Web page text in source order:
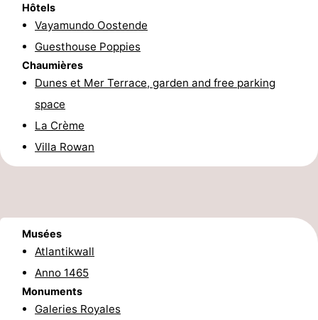
Equitation
Boire
manger
Événements
Pratiques
Forum
Route
Tram
littoral
Adresses
Médicales
Région
Flandre-
Hôtels
Vayamundo Oostende
Guesthouse Poppies
Chaumières
Dunes et Mer Terrace, garden and free parking
space
La Crème
Villa Rowan
Musées
Atlantikwall
Anno 1465
Monuments
Galeries Royales